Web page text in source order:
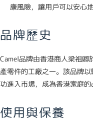
康風險，讓用戶可以安心
品牌歷史
Camel品牌由香港商人梁祖
產零件的工廠之一。該品牌
功進入市場，成為香港家庭的
使用與保養